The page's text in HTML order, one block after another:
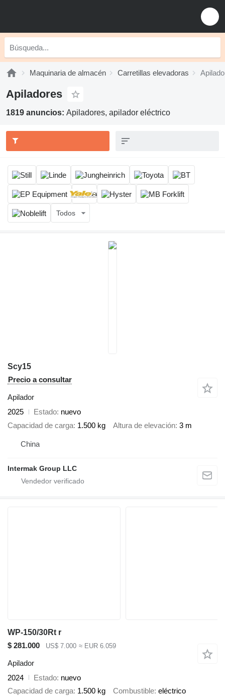
Maquinaria de almacén Carretillas elevadoras
Apiladores
1819 anuncios: Apiladores, apilador eléctrico
Todos
Scy15
Precio a consultar
Apilador
2025
Estado nuevo
Capacidad de carga 1.500 kg Altura de elevación 3 m
China
Intermak Group LLC
WP-150/30Rt r
$ 281.000
US$ 7.000 ≈ EUR 6.059
Apilador
2024
Estado nuevo
Capacidad de carga 1.500 kg Combustible eléctrico